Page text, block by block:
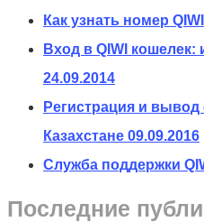
Как узнать номер
Вход в QIWI кошелек:
24.09.2014
Регистрация и вывод
Казахстане 09.09.2016
Служба поддержки
Последние